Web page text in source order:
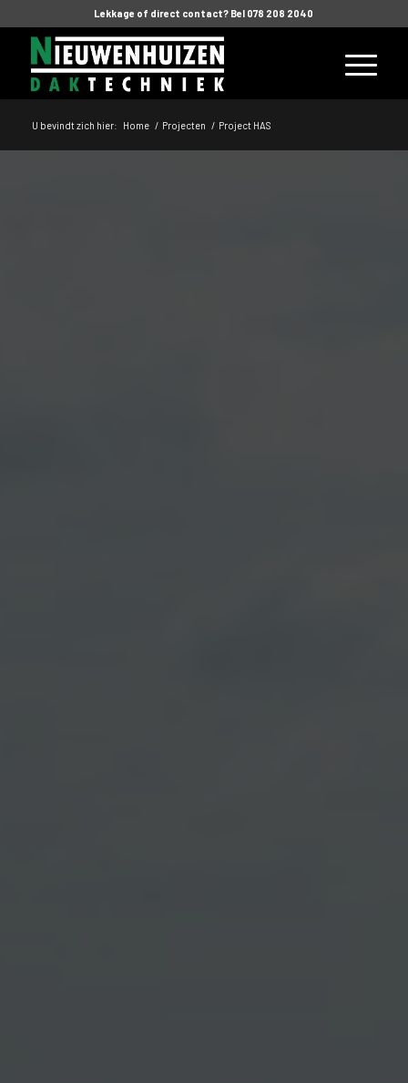
Lekkage of direct contact? Bel 078 208 2040
U bevindt zich hier: Home / Projecten / Project HAS